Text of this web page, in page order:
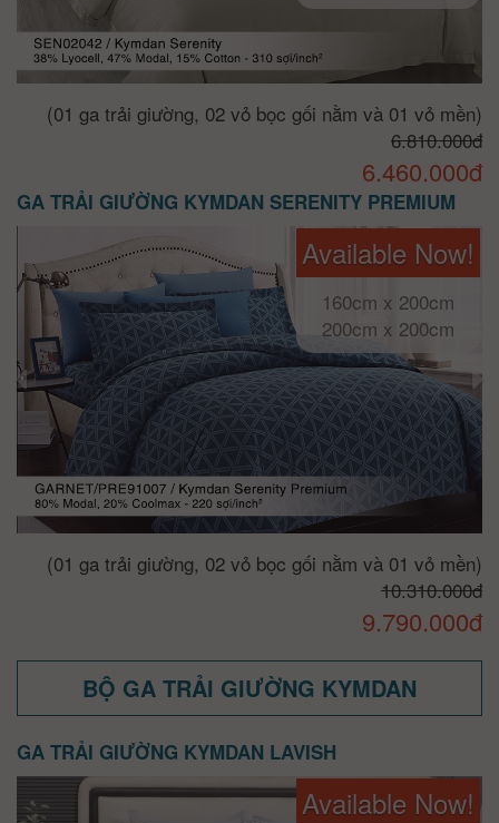
(01 ga trải giường, 02 vỏ bọc gối nằm và 01 vỏ mền)
6.810.000đ
6.460.000đ
GA TRẢI GIƯỜNG KYMDAN SERENITY PREMIUM
Available Now!
160cm x 200cm
200cm x 200cm
(01 ga trải giường, 02 vỏ bọc gối nằm và 01 vỏ mền)
10.310.000đ
9.790.000đ
BỘ GA TRẢI GIƯỜNG KYMDAN
GA TRẢI GIƯỜNG KYMDAN LAVISH
Available Now!